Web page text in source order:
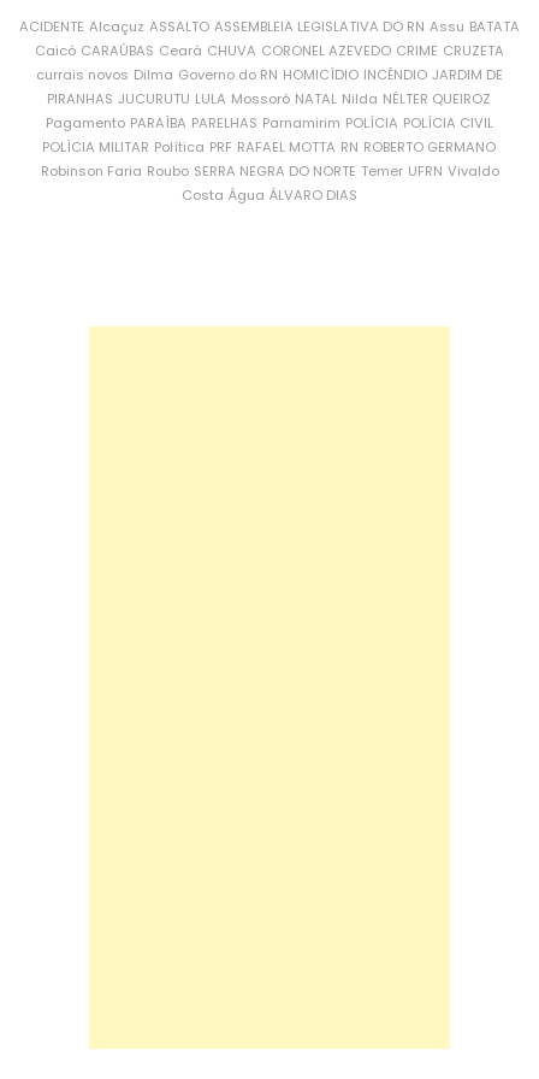
ACIDENTE Alcaçuz ASSALTO ASSEMBLEIA LEGISLATIVA DO RN Assu BATATA
Caicó CARAÚBAS Ceará CHUVA CORONEL AZEVEDO CRIME CRUZETA
currais novos Dilma Governo do RN HOMICÍDIO INCÊNDIO JARDIM DE
PIRANHAS JUCURUTU LULA Mossoró NATAL Nilda NÉLTER QUEIROZ
Pagamento PARAÍBA PARELHAS Parnamirim POLÍCIA POLÍCIA CIVIL
POLÍCIA MILITAR Política PRF RAFAEL MOTTA RN ROBERTO GERMANO
Robinson Faria Roubo SERRA NEGRA DO NORTE Temer UFRN Vivaldo
Costa Água ÁLVARO DIAS